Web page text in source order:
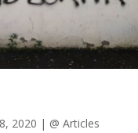
2020 | @ Articles